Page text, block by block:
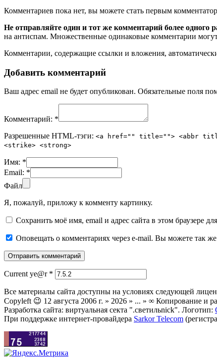
Комментариев пока нет, вы можете стать первым
Не отправляйте один и тот же комментарий более одного
на антиспам. Множественные одинаковые комментарии
Комментарии, содержащие ссылки и вложения,
Добавить комментарий
Ваш адрес email не будет опубликован. Обязательные поля
Комментарий: *
Разрешенные HTML-тэги: <a href="" title=""> <abbr
<strike> <strong>
Имя: *
Email: *
Файл
Я, пожалуй, приложу к комменту картинку.
Сохранить моё имя, email и адрес сайта в этом браузере
Оповещать о комментариях через e-mail. Вы можете так же
Current ye@r *
Все материалы сайта доступны на условиях следующей
Copyleft 😉 12 августа 2006 г. » 2026 » ... » ∞ Копирование и
Разработка сайта: виртуальная секта ".светильnick". Логотип:
При поддержке интернет-провайдера Sarkor Telecom